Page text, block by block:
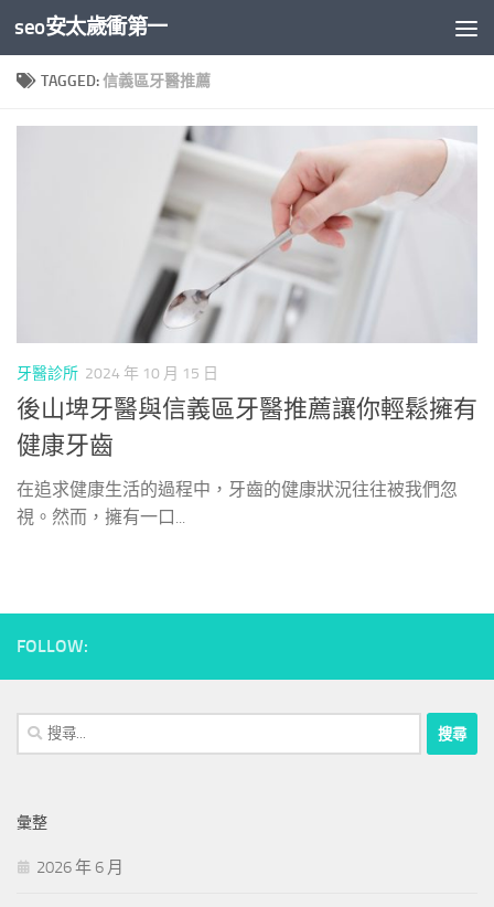
Skip to content
seo安太歲衝第一
TAGGED:信義區牙醫推薦
牙醫診所 2024 年 10 月 15 日
後山埤牙醫與信義區牙醫推薦讓你輕鬆擁有
健康牙齒
在追求健康生活的過程中，牙齒的健康狀況往往被我們忽
視。然而，擁有一口...
FOLLOW:
搜
尋
字:
彙整
2026 年 6 月